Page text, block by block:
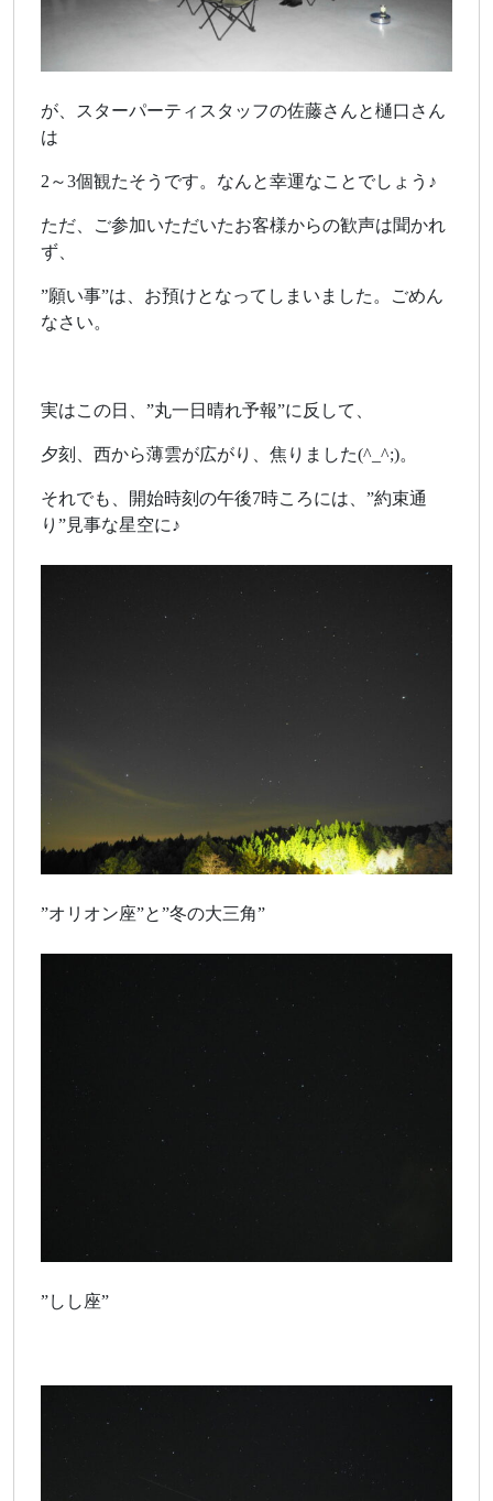
が、スターパーティスタッフの佐藤さんと樋口さん
は
2～3個観たそうです。なんと幸運なことでしょう♪
ただ、ご参加いただいたお客様からの歓声は聞かれ
ず、
”願い事”は、お預けとなってしまいました。ごめん
なさい。
実はこの日、”丸一日晴れ予報”に反して、
夕刻、西から薄雲が広がり、焦りました(^_^;)。
それでも、開始時刻の午後7時ころには、”約束通
り”見事な星空に♪
”オリオン座”と”冬の大三角”
”しし座”